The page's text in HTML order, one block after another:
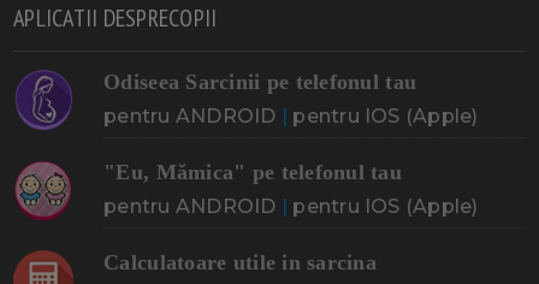
APLICATII DESPRECOPII
Odiseea Sarcinii pe telefonul tau
pentru ANDROID | pentru IOS (Apple)
"Eu, Mămica" pe telefonul tau
pentru ANDROID | pentru IOS (Apple)
Calculatoare utile in sarcina